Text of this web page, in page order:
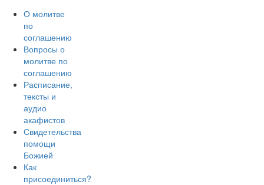
О молитве
по
соглашению
Вопросы о
молитве по
соглашению
Расписание,
тексты и
аудио
акафистов
Свидетельства
помощи
Божией
Как
присоединиться?